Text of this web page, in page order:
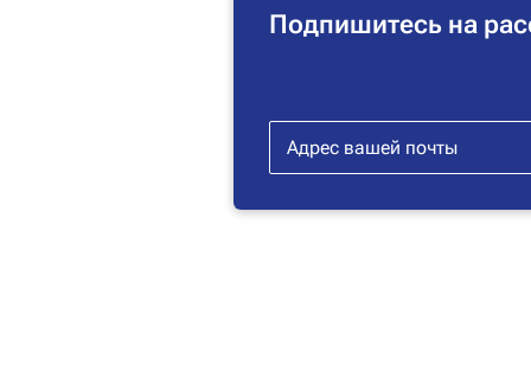
Подпишитесь на